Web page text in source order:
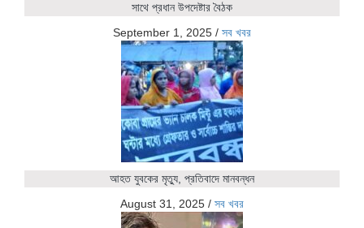
সাথে প্রধান উপদেষ্টার বৈঠক
September 1, 2025 / সব খবর
আহত যুবকের মৃত্যু, প্রতিবাদে মানবন্ধন
August 31, 2025 / সব খবর